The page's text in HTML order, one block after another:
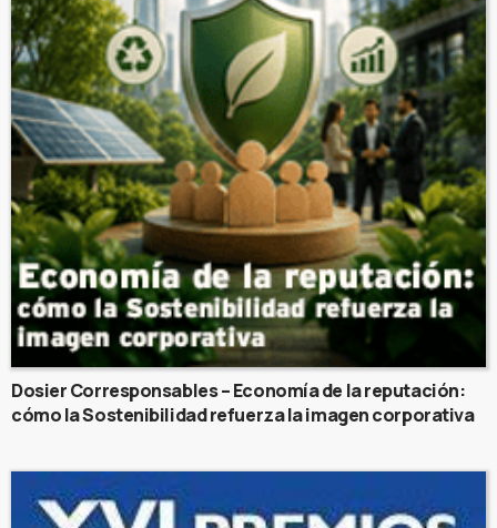
Dosier Corresponsables – Economía de la reputación:
cómo la Sostenibilidad refuerza la imagen corporativa